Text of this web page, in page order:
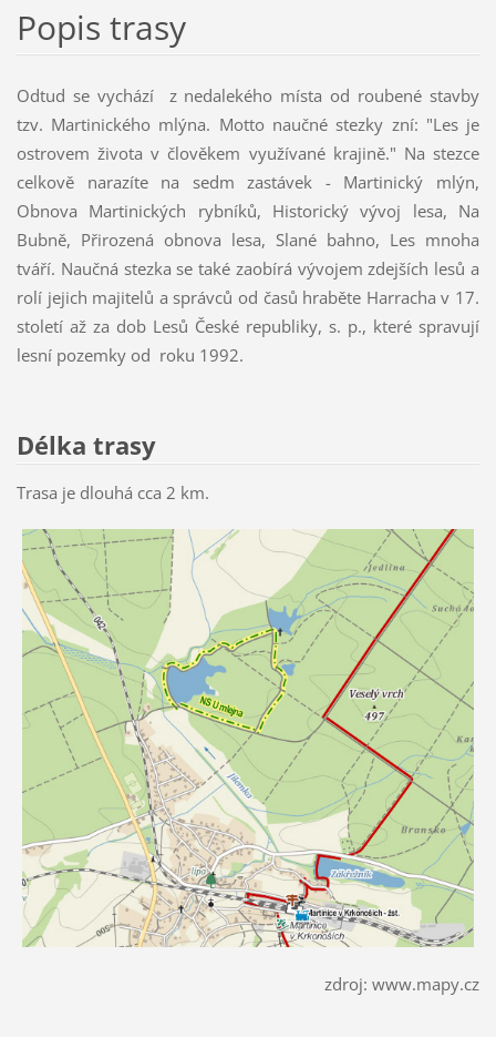
Popis trasy
Odtud se vychází z nedalekého místa od roubené stavby
tzv. Martinického mlýna. Motto naučné stezky zní: "Les je
ostrovem života v člověkem využívané krajině." Na stezce
celkově narazíte na sedm zastávek - Martinický mlýn,
Obnova Martinických rybníků, Historický vývoj lesa, Na
Bubně, Přirozená obnova lesa, Slané bahno, Les mnoha
tváří. Naučná stezka se také zaobírá vývojem zdejších lesů a
rolí jejich majitelů a správců od časů hraběte Harracha v 17.
století až za dob Lesů České republiky, s. p., které spravují
lesní pozemky od roku 1992.
Délka trasy
Trasa je dlouhá cca 2 km.
zdroj: www.mapy.cz